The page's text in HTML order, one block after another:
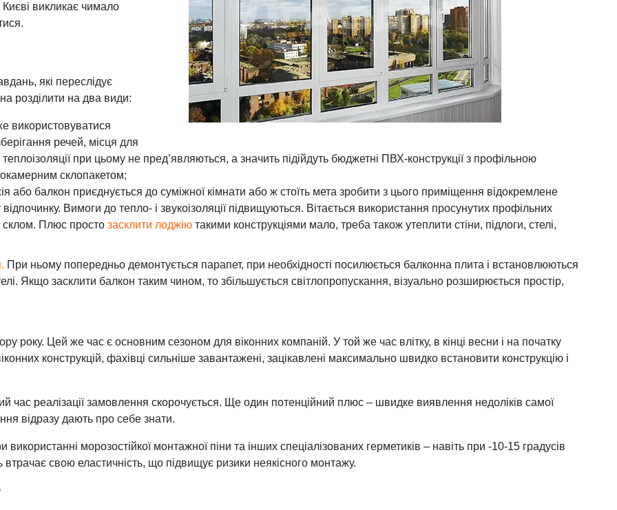
викликає чимало
які переслідує
розділити на два види:
використовуватися
речей, місця для
при цьому не пред’являються, а значить підійдуть бюджетні ПВХ-конструкції з профільною
склопакетом;
або балкон приєднується до суміжної кімнати або ж стоїть мета зробити з цього приміщення відокремлене
Вимоги до тепло- і звукоізоляції підвищуються. Вітається використання просунутих профільних
склом. Плюс просто засклити лоджію такими конструкціями мало, треба також утеплити стіни, підлоги, стелі,
При ньому попередньо демонтується парапет, при необхідності посилюється балконна плита і встановлюються
Якщо засклити балкон таким чином, то збільшується світлопропускання, візуально розширюється простір,
року. Цей же час є основним сезоном для віконних компаній. У той же час влітку, в кінці весни і на початку
конструкцій, фахівці сильніше завантажені, зацікавлені максимально швидко встановити конструкцію і
час реалізації замовлення скорочується. Ще один потенційний плюс – швидке виявлення недоліків самої
відразу дають про себе знати.
морозостійкої монтажної піни та інших спеціалізованих герметиків – навіть при -10-15 градусів
свою еластичність, що підвищує ризики неякісного монтажу.